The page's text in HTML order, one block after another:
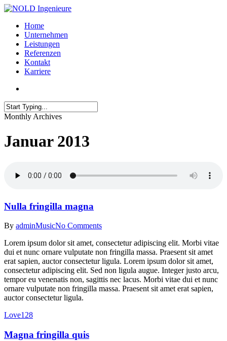
Home
Unternehmen
Leistungen
Referenzen
Kontakt
Karriere
Monthly Archives
Januar 2013
Nulla fringilla magna
By adminMusicNo Comments
Lorem ipsum dolor sit amet, consectetur adipiscing elit. Morbi vitae
dui et nunc ornare vulputate non fringilla massa. Praesent sit amet
erat sapien, auctor consectetur ligula. Lorem ipsum dolor sit amet,
consectetur adipiscing elit. Sed non ligula augue. Integer justo arcu,
tempor eu venenatis non, sagittis nec lacus. Morbi vitae dui et nunc
ornare vulputate non fringilla massa. Praesent sit amet erat sapien,
auctor consectetur ligula.
Love128
Magna fringilla quis